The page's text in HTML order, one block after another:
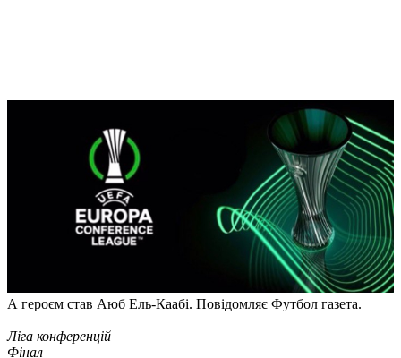
А героєм став Аюб Ель-Каабі. Повідомляє Футбол газета.
Ліга конференцій
Фінал